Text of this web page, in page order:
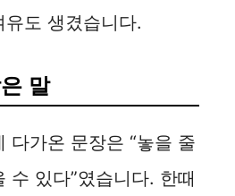
도 생겼습니다.
말
다가온 문장은 “놓을 줄
수 있다”였습니다. 한때